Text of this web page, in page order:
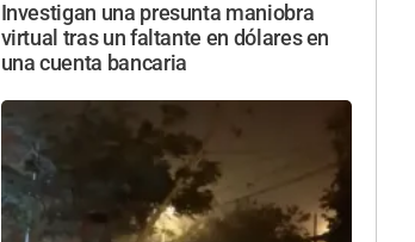
Investigan una presunta maniobra
virtual tras un faltante en dólares en
una cuenta bancaria